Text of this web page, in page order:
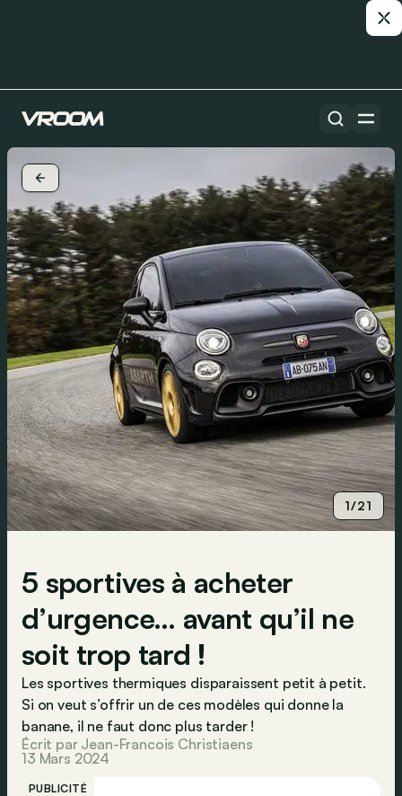
1/21
5 sportives à acheter
d’urgence… avant qu’il ne
soit trop tard !
Les sportives thermiques disparaissent petit à petit.
Si on veut s’offrir un de ces modèles qui donne la
banane, il ne faut donc plus tarder !
Écrit par Jean-Francois Christiaens
13 Mars 2024
PUBLICITÉ